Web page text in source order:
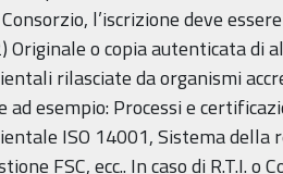
Consorzio, l’iscrizione deve
Originale o copia autenticata di
rilasciate da organismi
ad esempio: Processi e
ISO 14001, Sistema della
FSC, ecc.. In caso di R.T.I.